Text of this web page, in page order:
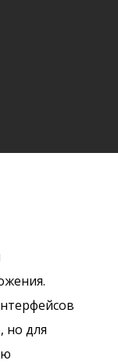
но для